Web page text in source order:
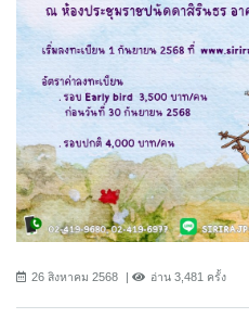
26 สิงหาคม 2568 อ่าน 3,481 ครั้ง